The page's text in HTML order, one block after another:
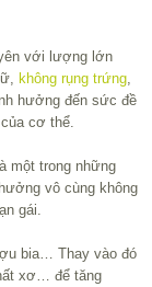
với lượng lớn
không rụng trứng
hưởng đến sức đề
cơ thể.
một trong những
vô cùng không
gái.
bia… Thay vào đó
xơ… để tăng